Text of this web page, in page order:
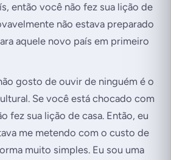
então você não fez sua lição de
não estava preparado
aquele novo país em primeiro
gosto de ouvir de ninguém é o
Se você está chocado com
fez sua lição de casa. Então, eu
me metendo com o custo de
muito simples. Eu sou uma